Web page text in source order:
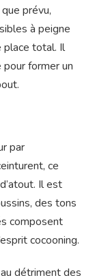
prévu,
à peigne
place total. Il
former un
par
ce
Il est
des tons
composent
cocooning.
détriment des